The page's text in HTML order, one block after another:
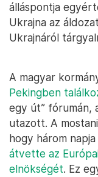
álláspontja
Ukrajna az
Ukrajnáról
A magyar
Pekingben
egy út” fórumán,
utazott. A
hogy három
átvette az
elnökségét. Ez